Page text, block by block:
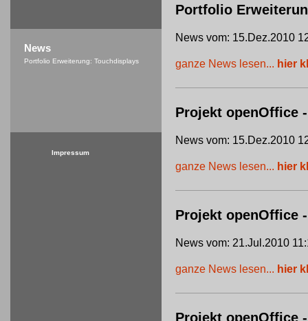
Portfolio
News vom: 15.Dez.2010
ganze News lesen... hier
Projekt openOffice
News vom: 15.Dez.2010
ganze News lesen... hier
Projekt openOffice
News vom: 21.Jul.2010
ganze News lesen... hier
Projekt openOffice
News
Portfolio Erweiterung: Touchdisplays
Impressum